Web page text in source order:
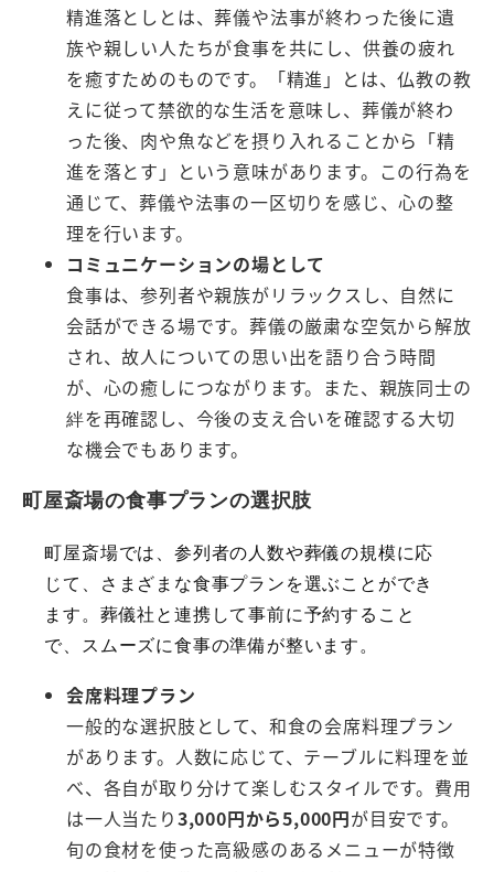
精進落としとは、葬儀や法事が終わった後に遺
族や親しい人たちが食事を共にし、供養の疲れ
を癒すためのものです。「精進」とは、仏教の教
えに従って禁欲的な生活を意味し、葬儀が終わ
った後、肉や魚などを摂り入れることから「精
進を落とす」という意味があります。この行為を
通じて、葬儀や法事の一区切りを感じ、心の整
理を行います。
コミュニケーションの場として
食事は、参列者や親族がリラックスし、自然に
会話ができる場です。葬儀の厳粛な空気から解放
され、故人についての思い出を語り合う時間
が、心の癒しにつながります。また、親族同士の
絆を再確認し、今後の支え合いを確認する大切
な機会でもあります。
町屋斎場の食事プランの選択肢
町屋斎場では、参列者の人数や葬儀の規模に応
じて、さまざまな食事プランを選ぶことができ
ます。葬儀社と連携して事前に予約すること
で、スムーズに食事の準備が整います。
会席料理プラン
一般的な選択肢として、和食の会席料理プラン
があります。人数に応じて、テーブルに料理を並
べ、各自が取り分けて楽しむスタイルです。費用
は一人当たり3,000円から5,000円が目安です。
旬の食材を使った高級感のあるメニューが特徴